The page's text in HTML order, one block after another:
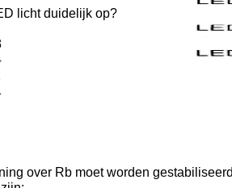
licht duidelijk op?
over Rb moet worden